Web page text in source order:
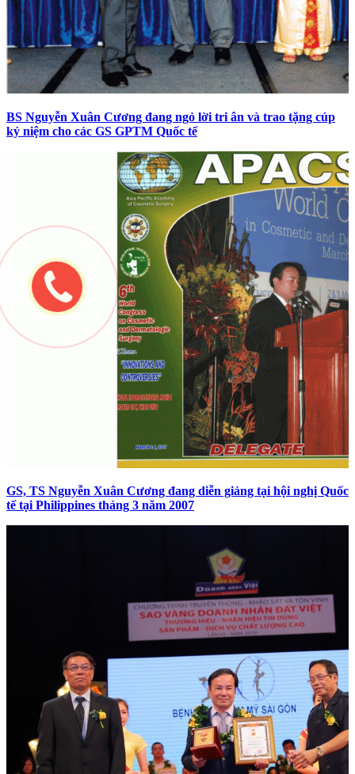
BS Nguyễn Xuân Cương đang ngỏ lời tri ân và trao tặng cúp
kỷ niệm cho các GS GPTM Quốc tế
GS, TS Nguyễn Xuân Cương đang diễn giảng tại hội nghị Quốc
tế tại Philippines tháng 3 năm 2007